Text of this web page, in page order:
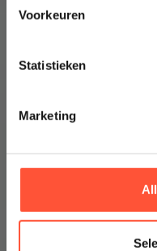
Voorkeuren
Statistieken
Marketing